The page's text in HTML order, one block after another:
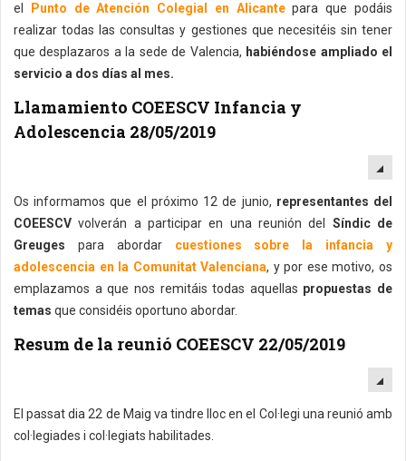
el
Punto de Atención Colegial en Alicantepara que podáis
realizar todas las consultas y gestiones que necesitéis sin tener
que desplazaros a la sede de Valencia, habiéndose ampliado el
servicio a dos días al mes.
Llamamiento COEESCV Infancia y
Adolescencia 28/05/2019
Os informamos que el próximo 12 de junio, representantes del
COEESCV volverán a participar en una reunión del Síndic de
Greuges para abordarcuestiones sobre la infancia y
adolescencia en la Comunitat Valenciana, y por ese motivo, os
emplazamos a que nos remitáis todas aquellas propuestas de
temas que considéis oportuno abordar.
Resum de la reunió COEESCV 22/05/2019
El passat dia 22 de Maig va tindre lloc en el Col·legi una reunió amb
col·legiades i col·legiats habilitades.